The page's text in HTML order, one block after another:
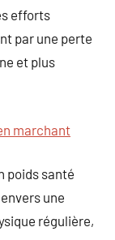
efforts
par une perte
et plus
marchant
poids santé
une
régulière,